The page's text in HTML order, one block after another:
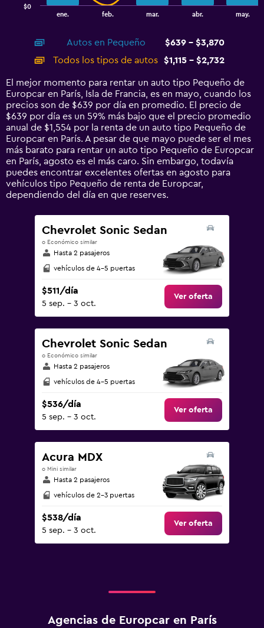
displaying
categories.
Range:
14
categories.
The
chart
has
1
Y
axis
displaying
values.
Range:
0
ene. feb. mar. abr. may.
$0
Autos en Pequeño
$639 - $3,870
Todos los tipos de autos
$1,115 - $2,732
El mejor momento para rentar un auto tipo Pequeño de
Europcar en París, Isla de Francia, es en mayo, cuando los
precios son de $639 por día en promedio. El precio de
$639 por día es un 59% más bajo que el precio promedio
anual de $1,554 por la renta de un auto tipo Pequeño de
Europcar en París. A pesar de que mayo puede ser el mes
más barato para rentar un auto tipo Pequeño de Europcar
en París, agosto es el más caro. Sin embargo, todavía
puedes encontrar excelentes ofertas en agosto para
vehículos tipo Pequeño de renta de Europcar,
dependiendo del día en que reserves.
Chevrolet Sonic Sedan
o Económico similar
Hasta 2 pasajeros
vehículos de 4-5 puertas
$511/día
5 sep. - 3 oct.
Ver oferta
Chevrolet Sonic Sedan
o Económico similar
Hasta 2 pasajeros
vehículos de 4-5 puertas
$536/día
5 sep. - 3 oct.
Ver oferta
Acura MDX
o Mini similar
Hasta 2 pasajeros
vehículos de 2-3 puertas
$538/día
5 sep. - 3 oct.
Ver oferta
Agencias de Europcar en París